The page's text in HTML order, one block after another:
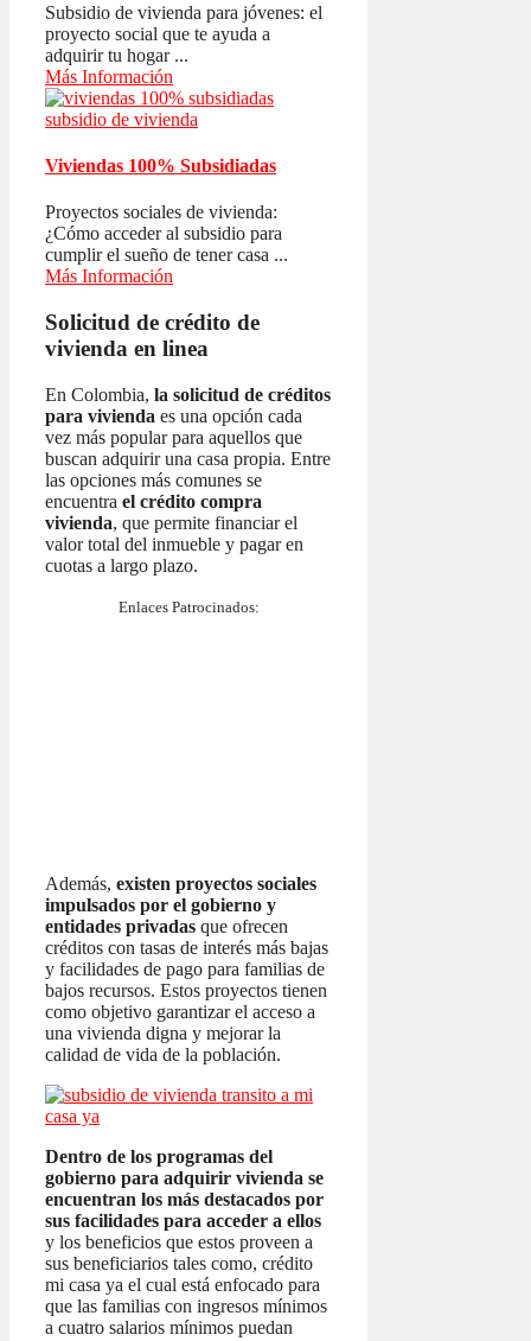
Subsidio de vivienda para jóvenes: el
proyecto social que te ayuda a
adquirir tu hogar ...
Más Información
Viviendas 100% Subsidiadas
Proyectos sociales de vivienda:
¿Cómo acceder al subsidio para
cumplir el sueño de tener casa ...
Más Información
Solicitud de crédito de
vivienda en linea
En Colombia, la solicitud de créditos
para vivienda es una opción cada
vez más popular para aquellos que
buscan adquirir una casa propia. Entre
las opciones más comunes se
encuentra el crédito compra
vivienda, que permite financiar el
valor total del inmueble y pagar en
cuotas a largo plazo.
Enlaces Patrocinados:
Además, existen proyectos sociales
impulsados por el gobierno y
entidades privadas que ofrecen
créditos con tasas de interés más bajas
y facilidades de pago para familias de
bajos recursos. Estos proyectos tienen
como objetivo garantizar el acceso a
una vivienda digna y mejorar la
calidad de vida de la población.
Dentro de los programas del
gobierno para adquirir vivienda se
encuentran los más destacados por
sus facilidades para acceder a ellos
y los beneficios que estos proveen a
sus beneficiarios tales como, crédito
mi casa ya el cual está enfocado para
que las familias con ingresos mínimos
a cuatro salarios mínimos puedan